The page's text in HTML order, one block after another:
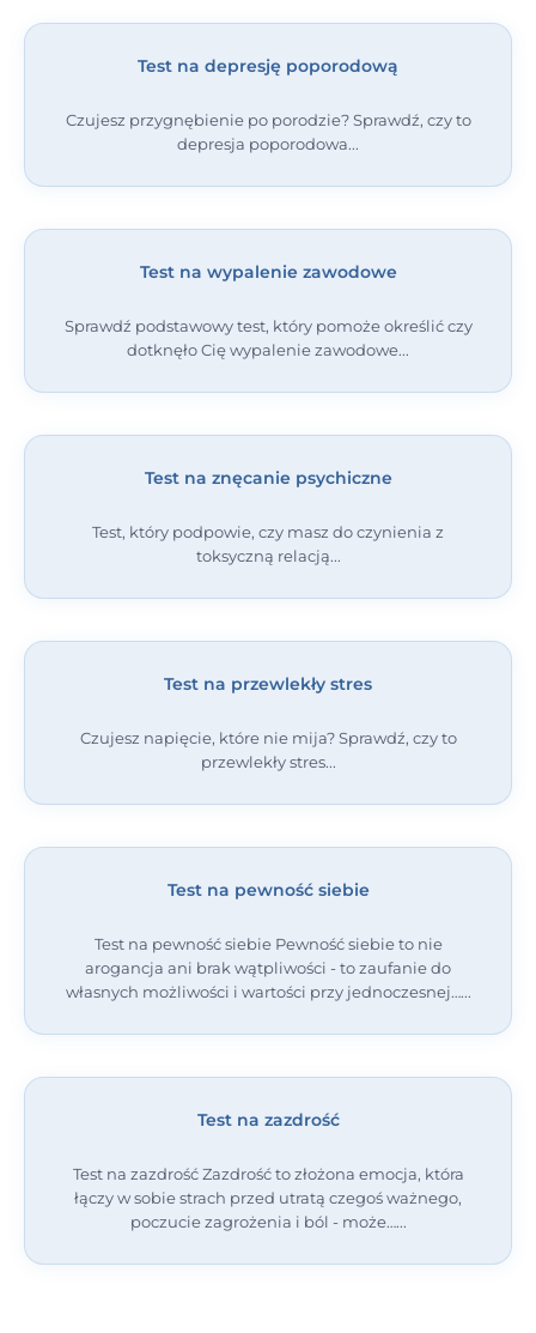
Test na depresję poporodową
Czujesz przygnębienie po porodzie? Sprawdź, czy to
depresja poporodowa
Test na wypalenie zawodowe
Sprawdź podstawowy test, który pomoże określić czy
dotknęło Cię wypalenie zawodowe
Test na znęcanie psychiczne
Test, który podpowie, czy masz do czynienia z
toksyczną relacją
Test na przewlekły stres
Czujesz napięcie, które nie mija? Sprawdź, czy to
przewlekły stres
Test na pewność siebie
Test na pewność siebie Pewność siebie to nie
arogancja ani brak wątpliwości - to zaufanie do
własnych możliwości i wartości przy jednoczesnej…
Test na zazdrość
Test na zazdrość Zazdrość to złożona emocja, która
łączy w sobie strach przed utratą czegoś ważnego,
poczucie zagrożenia i ból - może…